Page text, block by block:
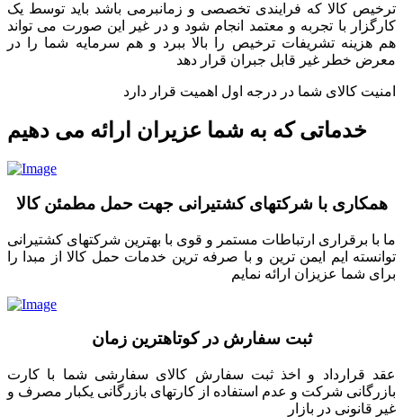
ترخیص کالا که فرایندی تخصصی و زمانبرمی باشد باید توسط یک
کارگزار با تجربه و معتمد انجام شود و در غیر این صورت می تواند
هم هزینه تشریفات ترخیص را بالا ببرد و هم سرمایه شما را در
معرض خطر غیر قابل جبران قرار دهد
امنیت کالای شما در درجه اول اهمیت قرار دارد
خدماتی که به شما عزیران ارائه می دهیم
همکاری با شرکتهای کشتیرانی جهت حمل مطمئن کالا
ما با برقراری ارتباطات مستمر و قوی با بهترین شرکتهای کشتیرانی
توانسته ایم ایمن ترین و با صرفه ترین خدمات حمل کالا از مبدا را
برای شما عزیزان ارائه نمایم
ثبت سفارش در کوتاهترین زمان
عقد قرارداد و اخذ ثبت سفارش کالای سفارشی شما با کارت
بازرگانی شرکت و عدم استفاده از کارتهای بازرگانی یکبار مصرف و
غیر قانونی در بازار